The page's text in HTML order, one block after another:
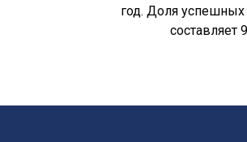
год. Доля успешных
составляет